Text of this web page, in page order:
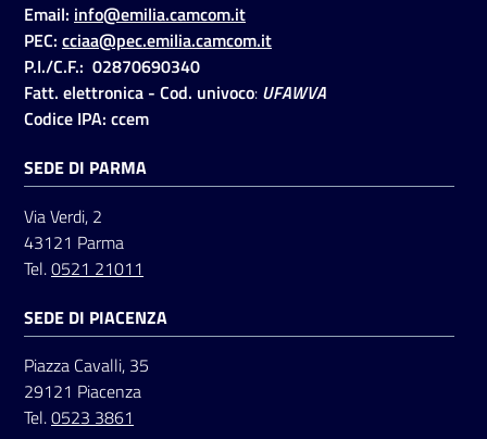
Email: info@emilia.camcom.it
PEC: cciaa@pec.emilia.camcom.it
P.I./C.F.: 02870690340
Fatt. elettronica - Cod. univoco: UFAWVA
Codice IPA: ccem
SEDE DI PARMA
Via Verdi, 2
43121 Parma
Tel.0521 21011
SEDE DI PIACENZA
Piazza Cavalli, 35
29121 Piacenza
Tel.0523 3861